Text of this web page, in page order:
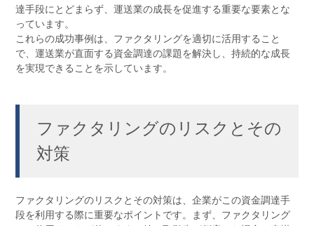
達手段にとどまらず、運送業の成長を促進する重要な要素とな
っています。
これらの成功事例は、ファクタリングを適切に活用すること
で、運送業が直面する資金調達の課題を解決し、持続的な成長
を実現できることを示しています。
ファクタリングのリスクとその
対策
ファクタリングのリスクとその対策は、企業がこの資金調達手
段を利用する際に重要なポイントです。まず、ファクタリング